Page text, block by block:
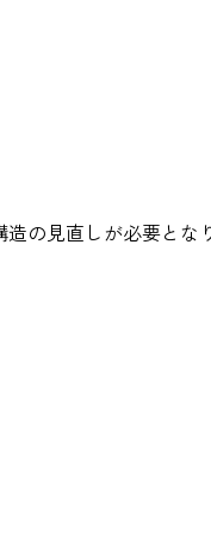
の見直しが必要とな